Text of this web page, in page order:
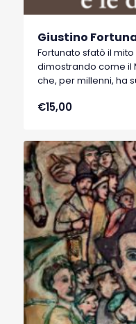
Giustino
Fortunato sfatò il
dimostrando come il
che, per millenni, ha
L’autore ci aiuta a
liberale e che sfiora
€15,00